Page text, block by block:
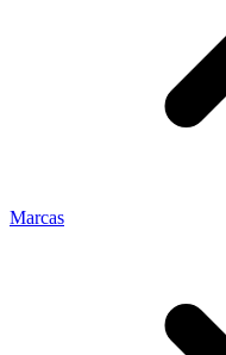
Marcas